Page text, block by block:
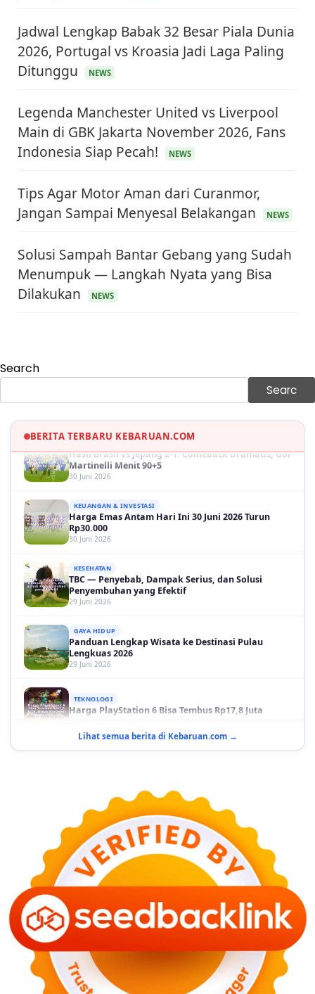
Jadwal Lengkap Babak 32 Besar Piala Dunia
2026, Portugal vs Kroasia Jadi Laga Paling
Ditunggu
NEWS
Legenda Manchester United vs Liverpool
Main di GBK Jakarta November 2026, Fans
Indonesia Siap Pecah!
NEWS
Tips Agar Motor Aman dari Curanmor,
Jangan Sampai Menyesal Belakangan
NEWS
Solusi Sampah Bantar Gebang yang Sudah
Menumpuk — Langkah Nyata yang Bisa
Dilakukan
NEWS
Search
Searc
BERITA TERBARU KEBARUAN.COM
Sinopsis Film Marauders, Misteri Perampokan
30 Juni 2026
OLAH RAGA
Martinelli Menit 90+5
30 Juni 2026
Harga Emas Antam Hari Ini 30 Juni 2026 Turun
Rp30.000
30 Juni 2026
TBC — Penyebab, Dampak Serius, dan Solusi
Penyembuhan yang Efektif
29 Juni 2026
Panduan Lengkap Wisata ke Destinasi Pulau
Lengkuas 2026
29 Juni 2026
Harga PlayStation 6 Bisa Tembus Rp17,8 Juta
29 Juni 2026
KESEHATAN
Bahaya Memakai Softlens untuk Mata yang Jarang
Diketahui
29 Juni 2026
NASIONAL
PLN Kalimantan Lakukan Manajemen Beban
Harga Minyak Dunia Hari Ini Naik, WTI dan Brent
Sama-sama Menguat
30 Juni 2026
Lihat semua berita di Kebaruan.com →